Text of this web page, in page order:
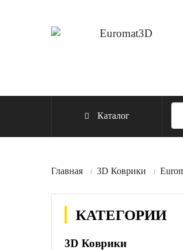
Каталог
Главная 3D Коврики
КАТЕГОРИИ
3D Коврики